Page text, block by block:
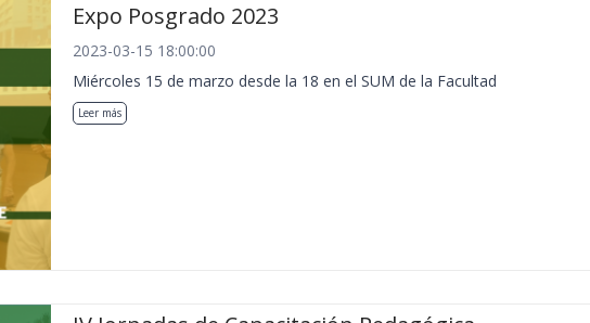
Expo Posgrado 2023
2023-03-15 18:00:00
Miércoles 15 de marzo desde la 18 en el SUM de la Facultad
Leer más